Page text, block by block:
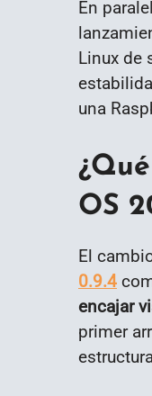
En
Linux de
una
OS
El
0.9.4
encajar
primer